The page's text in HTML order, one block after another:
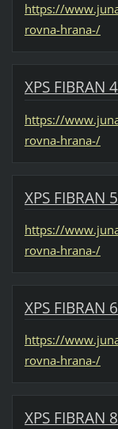
https://
rovna-hrana-/
XPS
https://
rovna-hrana-/
XPS
https://
rovna-hrana-/
XPS
https://
rovna-hrana-/
XPS